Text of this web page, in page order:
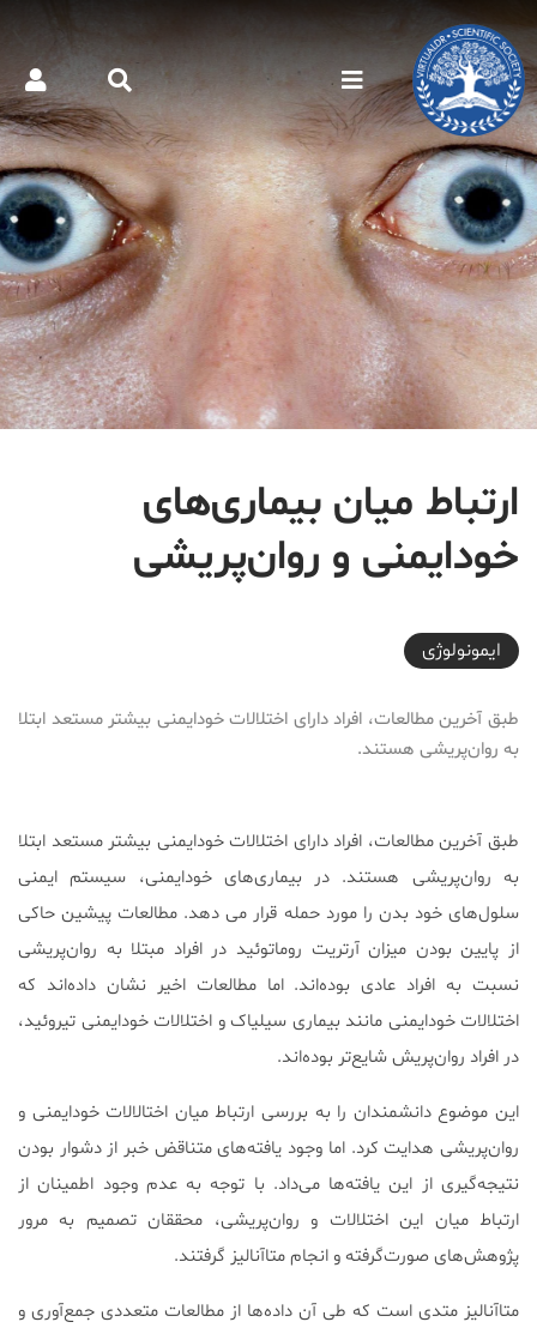
ارتباط میان بیماری‌های
خودایمنی و روان‌پریشی
2025-09-26T08:00:35+03:30
ایمونولوژی
طبق آخرین مطالعات، افراد دارای اختلالات خودایمنی بیشتر مستعد ابتلا
به روان‌پریشی هستند.
طبق آخرین مطالعات، افراد دارای اختلالات خودایمنی بیشتر مستعد ابتلا
به روان‌پریشی هستند. در بیماری‌های خودایمنی، سیستم ایمنی
سلول‌های خود بدن را مورد حمله قرار می دهد. مطالعات پیشین حاکی
از پایین بودن میزان آرتریت روماتوئید در افراد مبتلا به روان‌پریشی
نسبت به افراد عادی بوده‌اند. اما مطالعات اخیر نشان داده‌اند که
اختلالات خودایمنی مانند بیماری سیلیاک و اختلالات خودایمنی تیروئید،
در افراد روان‌پریش شایع‌تر بوده‌اند.
این موضوع دانشمندان را به بررسی ارتباط میان اختالالات خودایمنی و
روان‌پریشی هدایت کرد. اما وجود یافته‌های متناقض خبر از دشوار بودن
نتیجه‌گیری از این یافته‌ها می‌داد. با توجه به عدم وجود اطمینان از
ارتباط میان این اختلالات و روان‌پریشی، محققان تصمیم به مرور
پژوهش‌های صورت‌گرفته و انجام متاآنالیز گرفتند.
متا‌آنالیز متدی است که طی آن داده‌ها از مطالعات متعددی جمع‌آوری و